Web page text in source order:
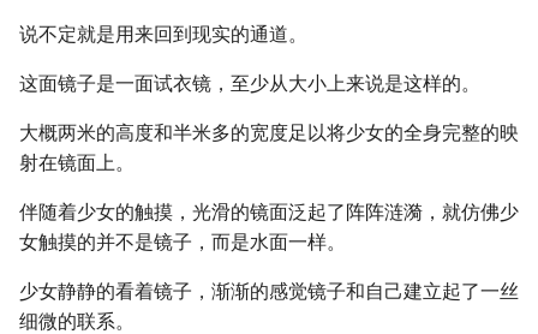
说不定就是用来回到现实的通道。
这面镜子是一面试衣镜，至少从大小上来说是这样的。
大概两米的高度和半米多的宽度足以将少女的全身完整的映
射在镜面上。
伴随着少女的触摸，光滑的镜面泛起了阵阵涟漪，就仿佛少
女触摸的并不是镜子，而是水面一样。
少女静静的看着镜子，渐渐的感觉镜子和自己建立起了一丝
细微的联系。